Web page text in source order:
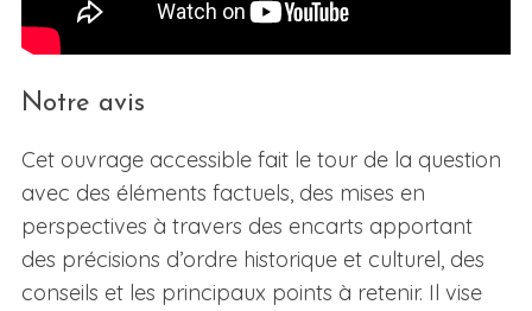
Notre avis
Cet ouvrage accessible fait le tour de la question
avec des éléments factuels, des mises en
perspectives à travers des encarts apportant
des précisions d’ordre historique et culturel, des
conseils et les principaux points à retenir. Il vise